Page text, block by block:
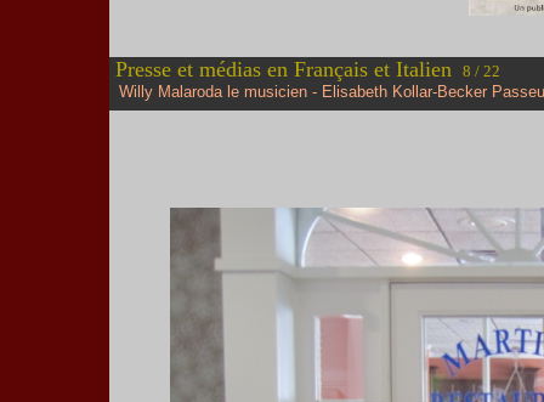
Presse et médias en Français et Italien 8 / 22
Willy Malaroda le musicien - Elisabeth Kollar-Becker